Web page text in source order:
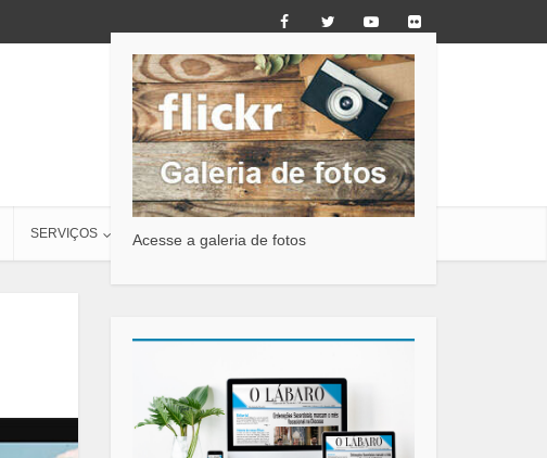
SERVIÇOS CONTATO
Acesse a galeria de fotos